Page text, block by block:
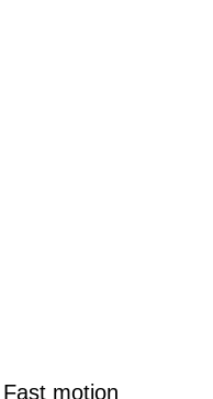
motion